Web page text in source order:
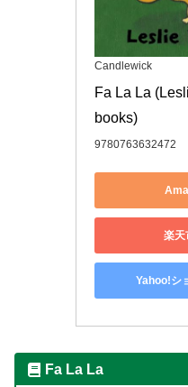
Candlewick
Fa La La
books)
9780763632472
楽天
Yahoo!シ
Fa La La